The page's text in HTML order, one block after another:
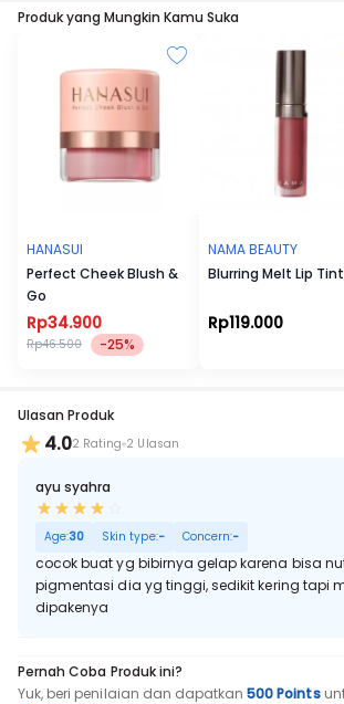
Produk yang Mungkin Kamu Suka
HANASUI
Perfect Cheek Blush &
Go
Rp34.900
Rp46.500 -25%
NAMA BEAUTY
Blurring Melt Lip Tint
Rp119.000
Ulasan Produk
4.02 Rating 2 Ulasan
ayu syahra
Age:30 Skin type:- Concern:-
cocok buat yg bibirnya gelap karena bisa
pigmentasi dia yg tinggi, sedikit kering tapi
dipakenya
Pernah Coba Produk ini?
Yuk, beri penilaian dan dapatkan500 Points